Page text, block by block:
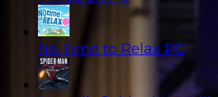
No Time to Relax PC